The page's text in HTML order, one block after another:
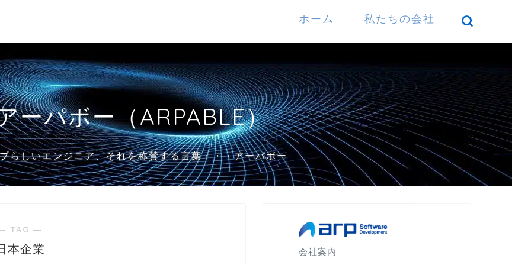
ホーム 私たちの会社
ーパボー（ARPABLE）
らしいエンジニア、それを称賛する言葉・・・アーパボー
TAG ―
本企業
会社案内